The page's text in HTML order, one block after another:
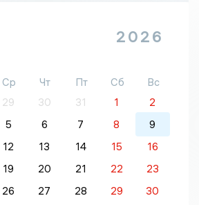
2026
Ср Чт Пт Сб
Вс
29 30 31 1
2
5 6 7 8
9
12 13 14 15
16
19 20 21 22
23
26 27 28 29
30